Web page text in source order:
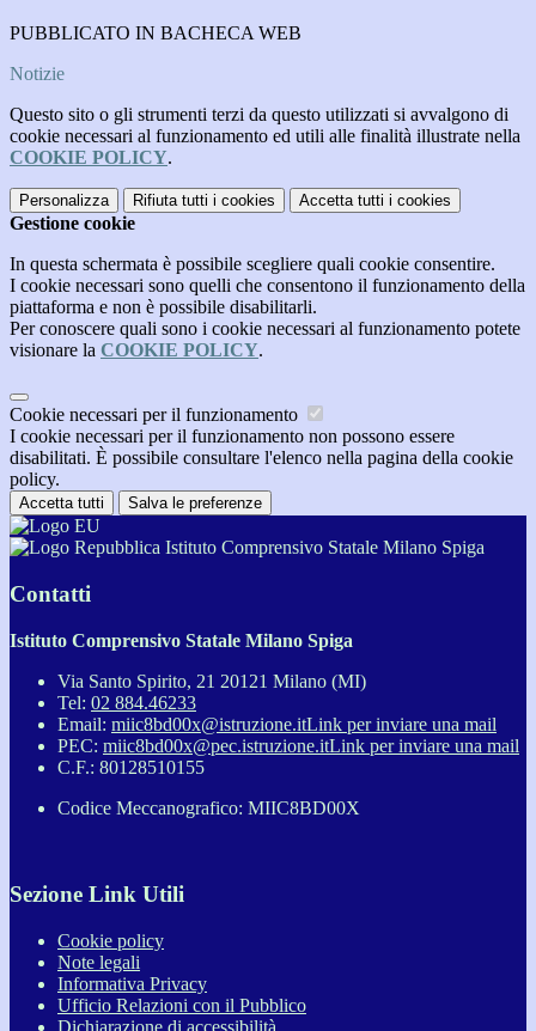
PUBBLICATO IN BACHECA WEB
Notizie
Questo sito o gli strumenti terzi da questo utilizzati si avvalgono di
cookie necessari al funzionamento ed utili alle finalità illustrate nella
COOKIE POLICY.
Personalizza Rifiuta tutti i cookies Accetta tutti i cookies
Gestione cookie
In questa schermata è possibile scegliere quali cookie consentire.
I cookie necessari sono quelli che consentono il funzionamento della
piattaforma e non è possibile disabilitarli.
Per conoscere quali sono i cookie necessari al funzionamento potete
visionare la COOKIE POLICY.
Cookie necessari per il funzionamento
I cookie necessari per il funzionamento non possono essere
disabilitati. È possibile consultare l'elenco nella pagina della cookie
policy.
Accetta tutti Salva le preferenze
Istituto Comprensivo Statale Milano Spiga
Contatti
Istituto Comprensivo Statale Milano Spiga
Via Santo Spirito, 21 20121 Milano (MI)
Tel: 02 884.46233
Email: miic8bd00x@istruzione.itLink per inviare una mail
PEC: miic8bd00x@pec.istruzione.itLink per inviare una mail
C.F.: 80128510155
Codice Meccanografico: MIIC8BD00X
Sezione Link Utili
Cookie policy
Note legali
Informativa Privacy
Ufficio Relazioni con il Pubblico
Dichiarazione di accessibilità